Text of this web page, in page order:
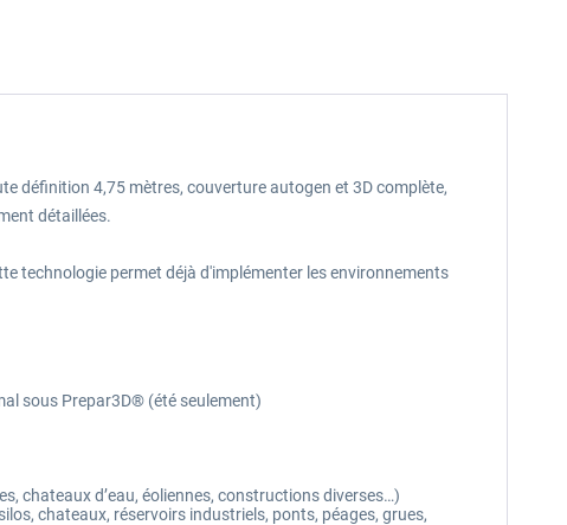
définition 4,75 mètres, couverture autogen et 3D complète,
détaillées.
technologie permet déjà d'implémenter les environnements
sous Prepar3D® (été seulement)
chateaux d’eau, éoliennes, constructions diverses…)
chateaux, réservoirs industriels, ponts, péages, grues,